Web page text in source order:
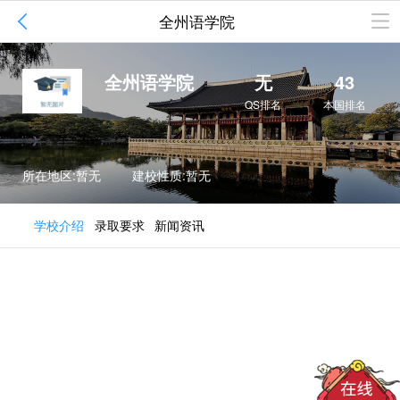
 全州语学院
全州语学院 无
QS排名
43
本国排名
所在地区:暂无 建校性质:暂无
学校介绍 录取要求 新闻资讯